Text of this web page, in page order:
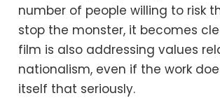
number of people willing to risk
stop the monster, it becomes
film is also addressing values
nationalism, even if the work
itself that seriously.